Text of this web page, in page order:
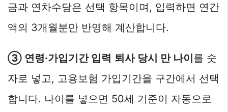
금과 연차수당은 선택 항목이며, 입력하면 연간
액의 3개월분만 반영해 계산합니다.
③ 연령·가입기간 입력 퇴사 당시 만 나이를 숫
자로 넣고, 고용보험 가입기간을 구간에서 선택
합니다. 나이를 넣으면 50세 기준이 자동으로